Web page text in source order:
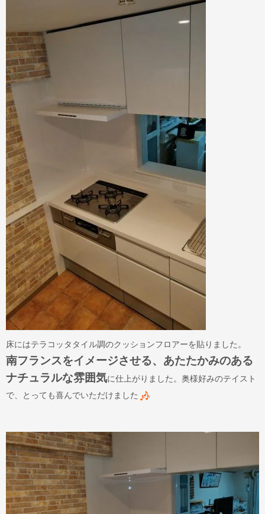
床にはテラコッタタイル調のクッションフロアーを貼りました。
南フランスをイメージさせる、あたたかみのある
ナチュラルな雰囲気に仕上がりました。奥様好みのテイスト
で、とっても喜んでいただけました